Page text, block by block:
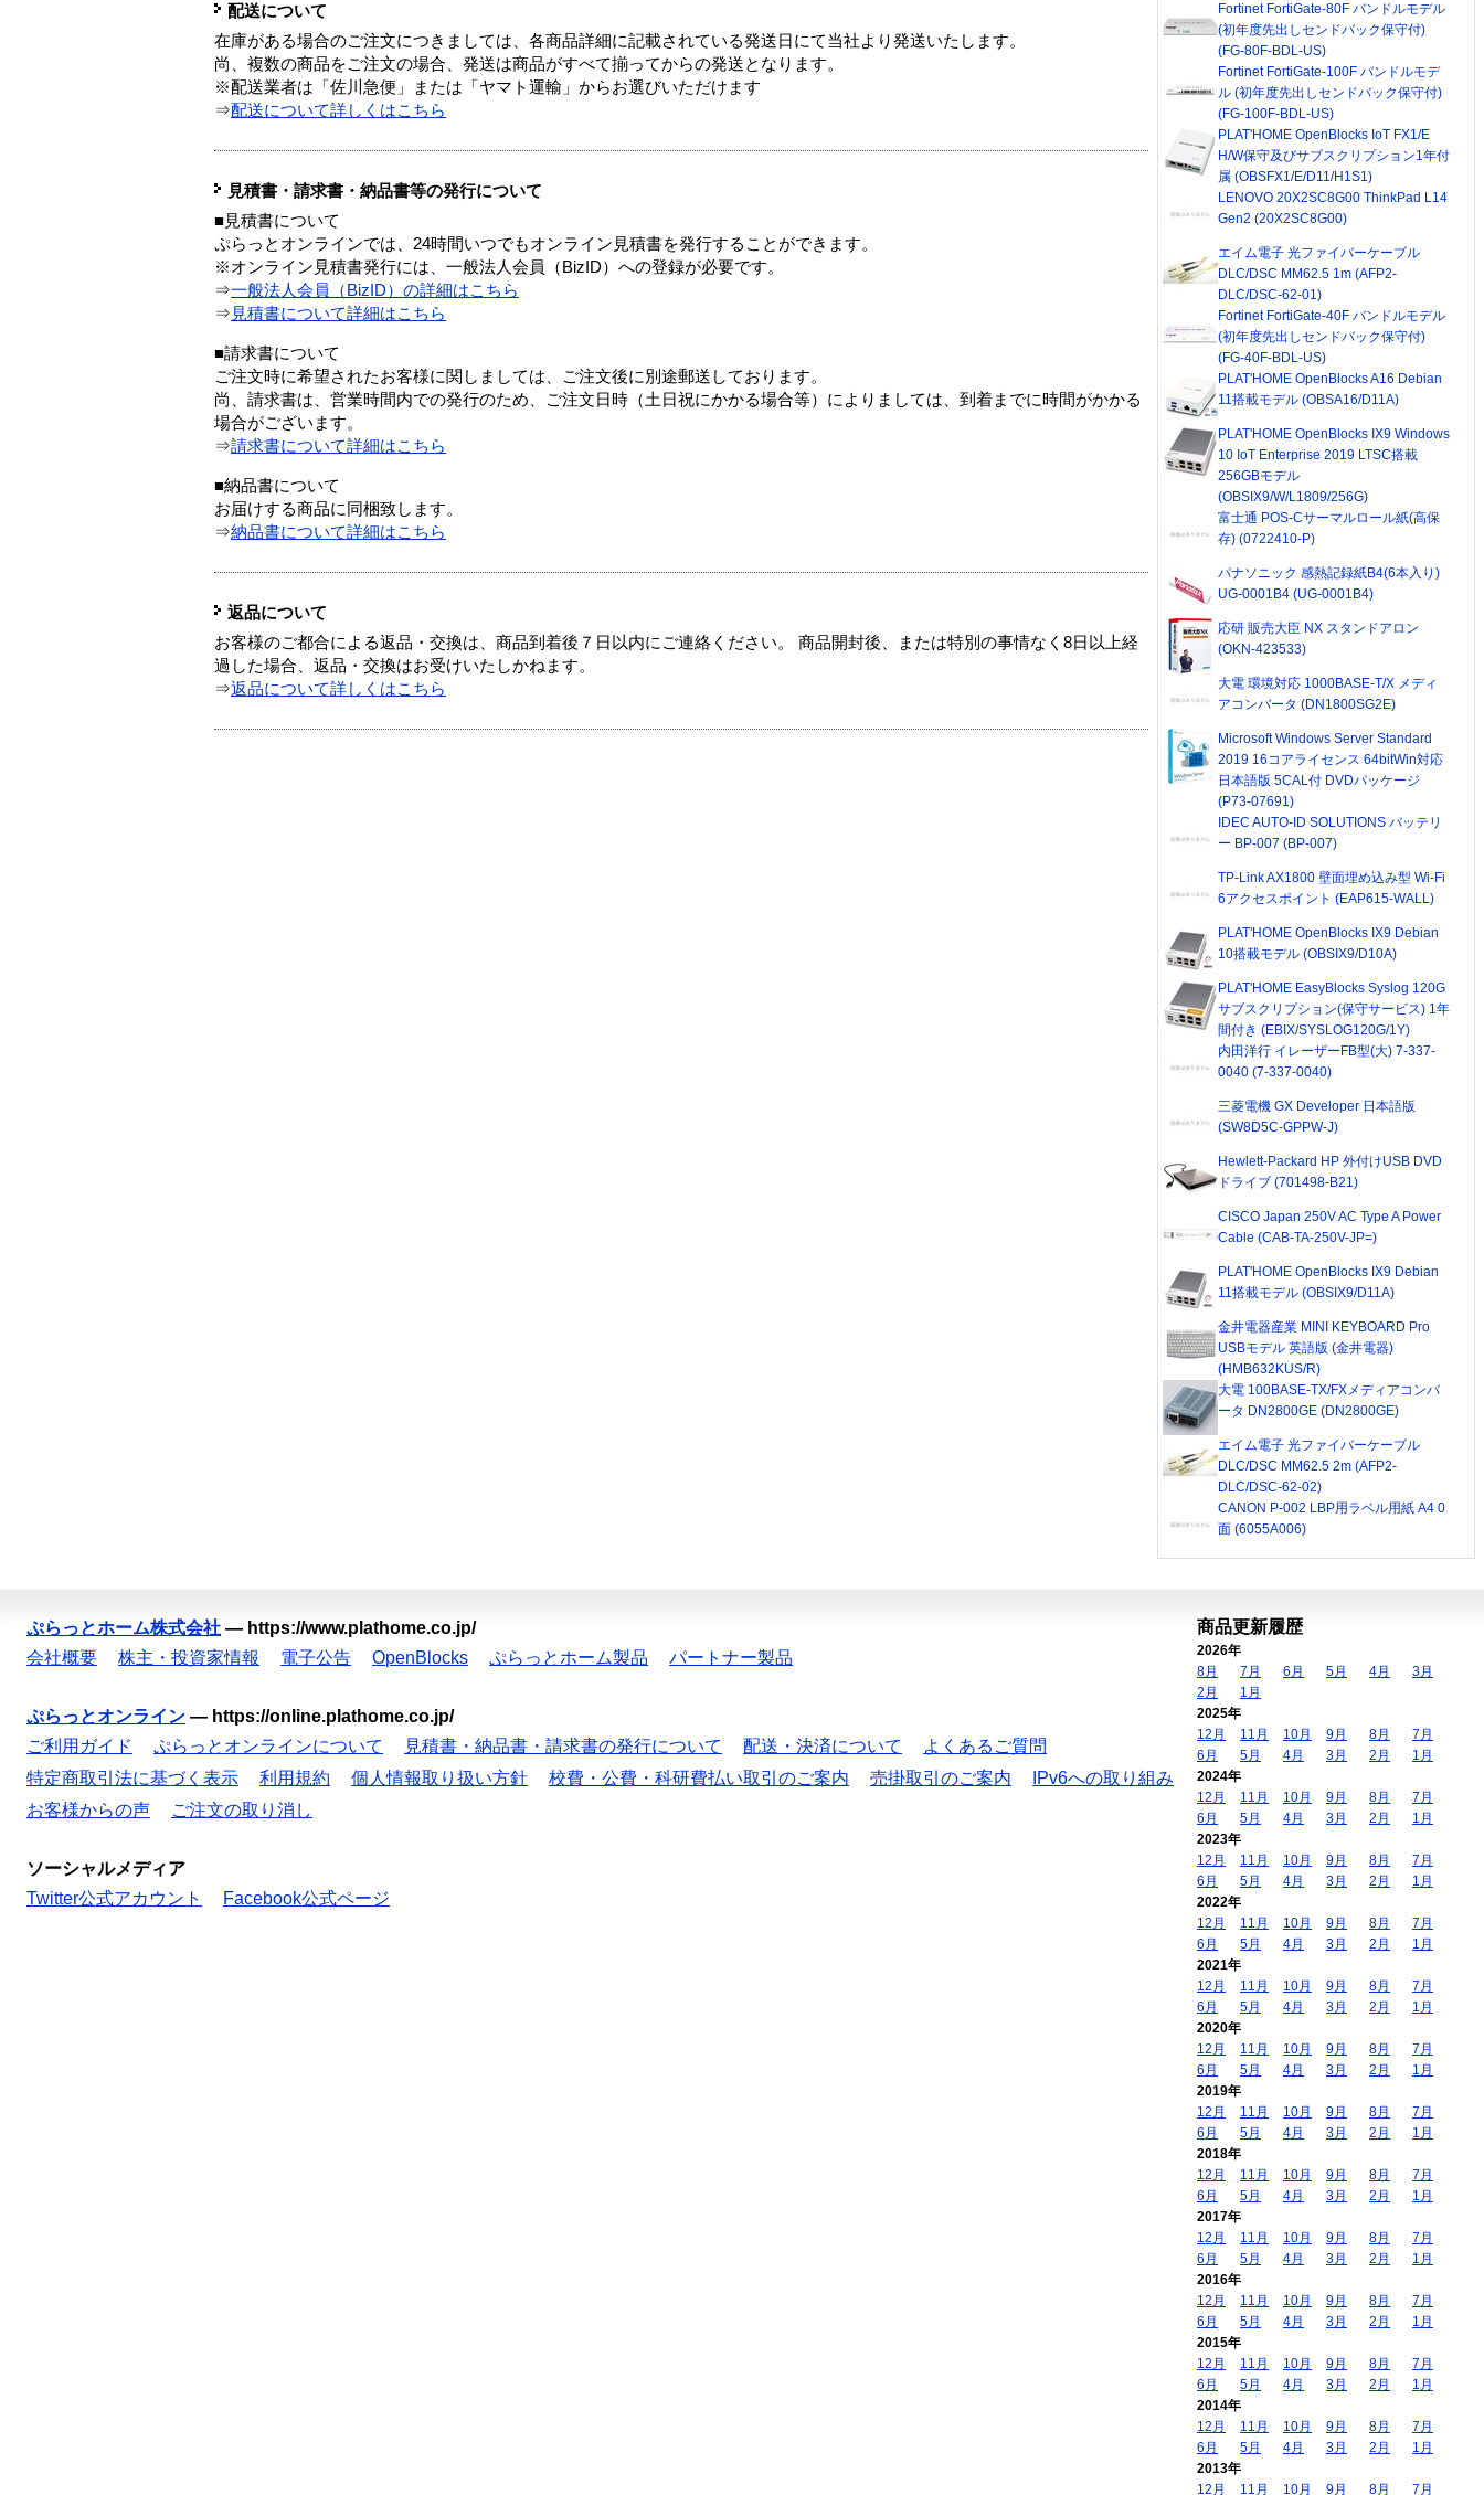
配送について
在庫がある場合のご注文につきましては、各商品詳細に記載されている発送日にて当社より発送いたします。
尚、複数の商品をご注文の場合、発送は商品がすべて揃ってからの発送となります。
※配送業者は「佐川急便」または「ヤマト運輸」からお選びいただけます
⇒配送について詳しくはこちら
見積書・請求書・納品書等の発行について
■見積書について
ぷらっとオンラインでは、24時間いつでもオンライン見積書を発行することができます。
※オンライン見積書発行には、一般法人会員（BizID）への登録が必要です。
⇒一般法人会員（BizID）の詳細はこちら
⇒ 見積書について詳細はこちら
■請求書について
ご注文時に希望されたお客様に関しましては、ご注文後に別途郵送しております。
尚、請求書は、営業時間内での発行のため、ご注文日時（土日祝にかかる場合等）によりましては、到着までに時間がかかる
場合がございます。
⇒請求書について詳細はこちら
■納品書について
お届けする商品に同梱致します。
⇒納品書について詳細はこちら
返品について
お客様のご都合による返品・交換は、商品到着後７日以内にご連絡ください。 商品開封後、または特別の事情なく8日以上経
過した場合、返品・交換はお受けいたしかねます。
⇒返品について詳しくはこちら
Fortinet FortiGate-80F バンドルモデル
(初年度先出しセンドバック保守付)
(FG-80F-BDL-US)
Fortinet FortiGate-100F バンドルモデ
ル (初年度先出しセンドバック保守付)
(FG-100F-BDL-US)
PLAT'HOME OpenBlocks IoT FX1/E
H/W保守及びサブスクリプション1年付
属 (OBSFX1/E/D11/H1S1)
LENOVO 20X2SC8G00 ThinkPad L14
Gen2 (20X2SC8G00)
エイム電子 光ファイバーケーブル
DLC/DSC MM62.5 1m (AFP2-
DLC/DSC-62-01)
Fortinet FortiGate-40F バンドルモデル
(初年度先出しセンドバック保守付)
(FG-40F-BDL-US)
PLAT'HOME OpenBlocks A16 Debian
11搭載モデル (OBSA16/D11A)
PLAT'HOME OpenBlocks IX9 Windows
10 IoT Enterprise 2019 LTSC搭載
256GBモデル
(OBSIX9/W/L1809/256G)
富士通 POS-Cサーマルロール紙(高保
存) (0722410-P)
パナソニック 感熱記録紙B4(6本入り)
UG-0001B4 (UG-0001B4)
応研 販売大臣 NX スタンドアロン
(OKN-423533)
大電 環境対応 1000BASE-T/X メディ
アコンバータ (DN1800SG2E)
Microsoft Windows Server Standard
2019 16コアライセンス 64bitWin対応
日本語版 5CAL付 DVDパッケージ
(P73-07691)
IDEC AUTO-ID SOLUTIONS バッテリ
ー BP-007 (BP-007)
TP-Link AX1800 壁面埋め込み型 Wi-Fi
6アクセスポイント (EAP615-WALL)
PLAT'HOME OpenBlocks IX9 Debian
10搭載モデル (OBSIX9/D10A)
PLAT'HOME EasyBlocks Syslog 120G
サブスクリプション(保守サービス) 1年
間付き (EBIX/SYSLOG120G/1Y)
内田洋行 イレーザーFB型(大) 7-337-
0040 (7-337-0040)
三菱電機 GX Developer 日本語版
(SW8D5C-GPPW-J)
Hewlett-Packard HP 外付けUSB DVD
ドライブ (701498-B21)
CISCO Japan 250V AC Type A Power
Cable (CAB-TA-250V-JP=)
PLAT'HOME OpenBlocks IX9 Debian
11搭載モデル (OBSIX9/D11A)
金井電器産業 MINI KEYBOARD Pro
USBモデル 英語版 (金井電器)
(HMB632KUS/R)
大電 100BASE-TX/FXメディアコンバ
ータ DN2800GE (DN2800GE)
エイム電子 光ファイバーケーブル
DLC/DSC MM62.5 2m (AFP2-
DLC/DSC-62-02)
CANON P-002 LBP用ラベル用紙 A4 0
面 (6055A006)
ぷらっとホーム株式会社 — https://www.plathome.co.jp/
会社概要
株主・投資家情報 電子公告 OpenBlocks ぷらっとホーム製品 パートナー製品
ぷらっとオンライン — https://online.plathome.co.jp/
ご利用ガイド
ぷらっとオンラインについて 見積書・納品書・請求書の発行について 配送・決済について
よくあるご質問
特定商取引法に基づく表示
利用規約 個人情報取り扱い方針 校費・公費・科研費払い取引のご案内 売掛取引のご案内
IPv6への取り組み
お客様からの声
ご注文の取り消し
ソーシャルメディア
Twitter公式アカウント
Facebook公式ページ
商品更新履歴
2026年
8月
7月 6月 5月 4月
3月
2月
1月
2025年
12月
11月 10月 9月 8月
7月
6月
5月 4月 3月 2月
1月
2024年
12月
11月 10月 9月 8月
7月
6月
5月 4月 3月 2月
1月
2023年
12月
11月 10月 9月 8月
7月
6月
5月 4月 3月 2月
1月
2022年
12月
11月 10月 9月 8月
7月
6月
5月 4月 3月 2月
1月
2021年
12月
11月 10月 9月 8月
7月
6月
5月 4月 3月 2月
1月
2020年
12月
11月 10月 9月 8月
7月
6月
5月 4月 3月 2月
1月
2019年
12月
11月 10月 9月 8月
7月
6月
5月 4月 3月 2月
1月
2018年
12月
11月 10月 9月 8月
7月
6月
5月 4月 3月 2月
1月
2017年
12月
11月 10月 9月 8月
7月
6月
5月 4月 3月 2月
1月
2016年
12月
11月 10月 9月 8月
7月
6月
5月 4月 3月 2月
1月
2015年
12月
11月 10月 9月 8月
7月
6月
5月 4月 3月 2月
1月
2014年
12月
11月 10月 9月 8月
7月
6月
5月 4月 3月 2月
1月
2013年
12月
11月 10月 9月 8月 7月